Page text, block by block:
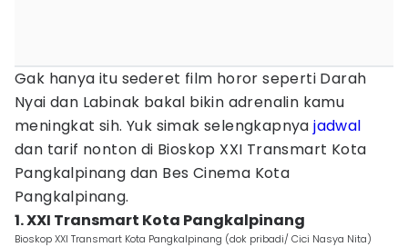
Gak hanya itu sederet film horor seperti Darah
Nyai dan Labinak bakal bikin adrenalin kamu
meningkat sih. Yuk simak selengkapnyajadwal
dan tarif nonton di Bioskop XXI Transmart Kota
Pangkalpinang dan Bes Cinema Kota
Pangkalpinang.
1. XXI Transmart Kota Pangkalpinang
Bioskop XXI Transmart Kota Pangkalpinang (dok pribadi/ Cici Nasya Nita)